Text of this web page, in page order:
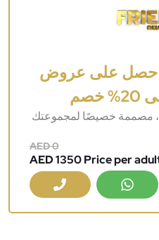
احصل على عروض
AED 0
AED 1350 Price per